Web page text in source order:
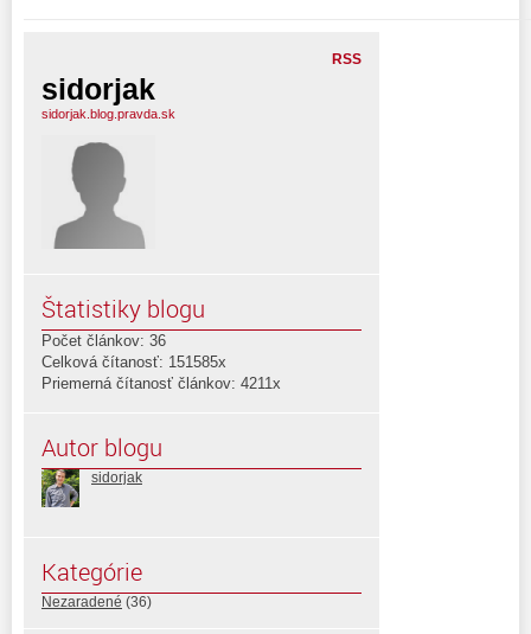
RSS
sidorjak
sidorjak.blog.pravda.sk
Štatistiky blogu
Počet článkov: 36
Celková čítanosť: 151585x
Priemerná čítanosť článkov: 4211x
Autor blogu
sidorjak
Kategórie
Nezaradené (36)